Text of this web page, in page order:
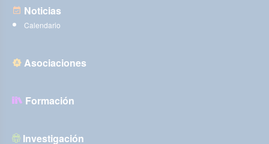
Noticias
Calendario
Asociaciones
Formación
Investigación